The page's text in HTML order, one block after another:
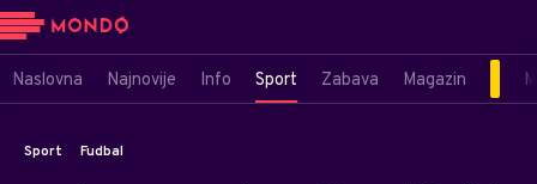
Naslovna Najnovije Info Sport Zabava Magazin
Sport Fudbal